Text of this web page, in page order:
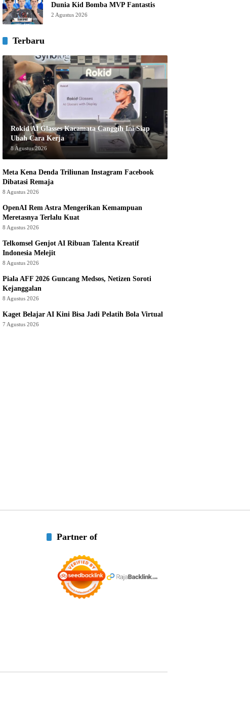
Dunia Kid Bomba MVP Fantastis
2 Agustus 2026
Terbaru
Rokid AI Glasses Kacamata Canggih Ini Siap
Ubah Cara Kerja
8 Agustus 2026
Meta Kena Denda Triliunan Instagram Facebook
Dibatasi Remaja
8 Agustus 2026
OpenAI Rem Astra Mengerikan Kemampuan
Meretasnya Terlalu Kuat
8 Agustus 2026
Telkomsel Genjot AI Ribuan Talenta Kreatif
Indonesia Melejit
8 Agustus 2026
Piala AFF 2026 Guncang Medsos, Netizen Soroti
Kejanggalan
8 Agustus 2026
Kaget Belajar AI Kini Bisa Jadi Pelatih Bola Virtual
7 Agustus 2026
Partner of